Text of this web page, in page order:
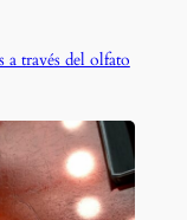
a través del olfato